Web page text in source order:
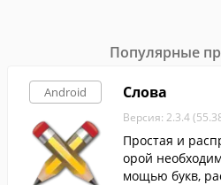
Популярные
Android Слова
Версия: 2.3.4
Простая и
орой
мощью букв,